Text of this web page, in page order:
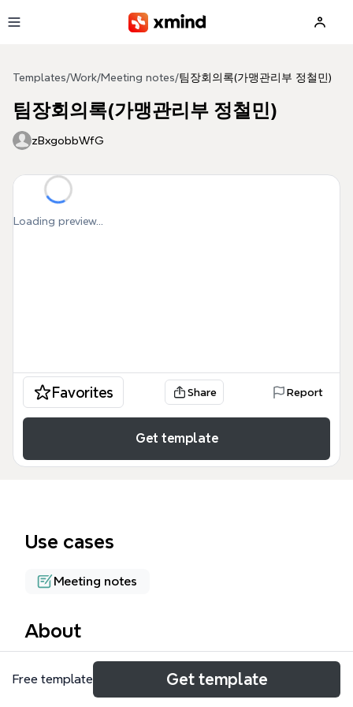
Templates/Work/Meeting notes/팀장회의록(가맹관리부 정철민)
팀장회의록(가맹관리부 정철민)
zBxgobbWfG
Loading preview...
Favorites Share Report
Get template
Use cases
Meeting notes
About
팀장회의록(가맹관리부 정철민) 팀장회의록 템플릿은
가맹점 운영과 법적 리스크 관리를 담당하는 부서장을
Free template Get template